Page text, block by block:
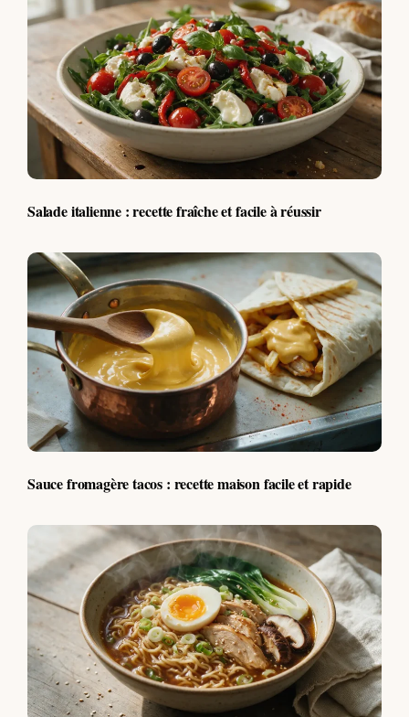
Salade italienne : recette fraîche et facile à réussir
Sauce fromagère tacos : recette maison facile et rapide